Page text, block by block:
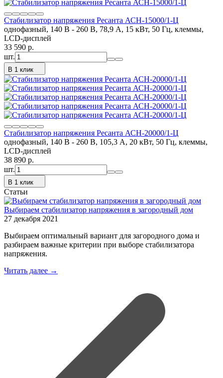
Стабилизатор напряжения Ресанта АСН-15000/1-Ц
однофазный, 140 В - 260 В, 78,9 А, 15 кВт, 50 Гц, клеммы,
LCD-дисплей
33 590 p.
шт.
В 1 клик
Стабилизатор напряжения Ресанта АСН-20000/1-Ц
однофазный, 140 В - 260 В, 105,3 А, 20 кВт, 50 Гц, клеммы,
LCD-дисплей
38 890 p.
шт.
В 1 клик
Статьи
Выбираем стабилизатор напряжения в загородный дом
27 декабря 2021
Выбираем оптимальный вариант для загородного дома и
разбираем важные критерии при выборе стабилизатора
напряжения.
Читать далее →